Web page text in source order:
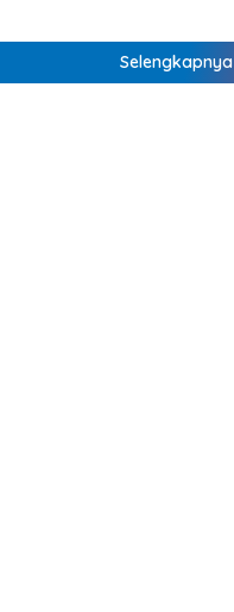
Selengkapnya